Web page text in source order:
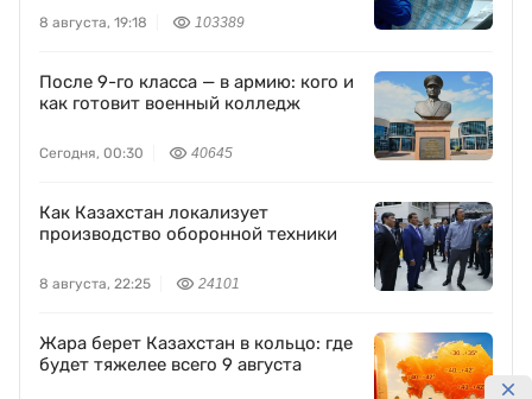
8 августа, 19:18 103389
После 9-го класса — в армию: кого и
как готовит военный колледж
Сегодня, 00:30 40645
Как Казахстан локализует
производство оборонной техники
8 августа, 22:25 24101
Жара берет Казахстан в кольцо: где
будет тяжелее всего 9 августа